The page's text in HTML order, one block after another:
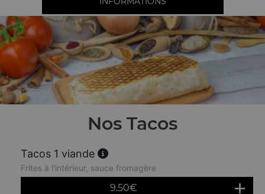
Nos Tacos
Tacos 1 viande
Frites à l'intérieur, sauce fromagère
9.50€